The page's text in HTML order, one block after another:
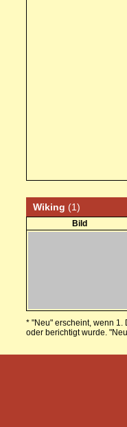
Wiking (1)
Bild
* "Neu" erscheint, wenn 1.
oder berichtigt wurde.